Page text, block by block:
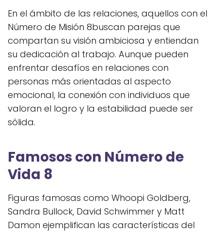
En el ámbito de las relaciones, aquellos con el
Número de Misión 8buscan parejas que
compartan su visión ambiciosa y entiendan
su dedicación al trabajo. Aunque pueden
enfrentar desafíos en relaciones con
personas más orientadas al aspecto
emocional, la conexión con individuos que
valoran el logro y la estabilidad puede ser
sólida.
Famosos con Número de
Vida 8
Figuras famosas como Whoopi Goldberg,
Sandra Bullock, David Schwimmer y Matt
Damon ejemplifican las características del